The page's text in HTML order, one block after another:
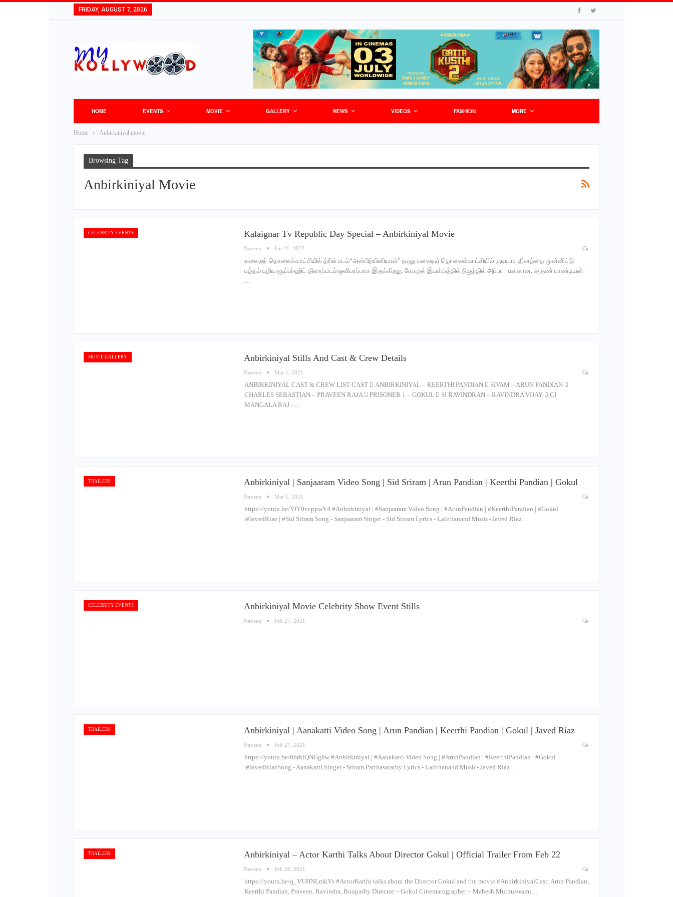
FRIDAY, AUGUST 7, 2026
HOME EVENTS MOVIE GALLERY NEWS VIDEOS FASHION MORE
Home Anbirkiniyal movie
Browsing Tag
Anbirkiniyal Movie
CELEBRITY EVENTS Kalaignar Tv Republic Day Special – Anbirkiniyal Movie
Naveen Jan 21, 2022
கலைஞர் தொலைக்காட்சியில் த்ரில் படம்“அன்பிற்கினியாள்” நமது கலைஞர் தொலைக்காட்சியில் குடியரசு தினத்தை முன்னிட்டு
புத்தம் புதிய சூப்பர்ஹிட் திரைப்படம் ஒளிபரப்பாக இருக்கிறது. கோகுல் இயக்கத்தில் நிஜத்தில் அப்பா - மகளான, அருண் பாண்டியன் -
…
MOVIE GALLERY Anbirkiniyal Stills And Cast & Crew Details
Naveen Mar 1, 2021
ANBIRKINIYAL CAST & CREW LIST CAST  ANBIRKINIYAL – KEERTHI PANDIAN  SIVAM – ARUN PANDIAN 
CHARLES SEBASTIAN – PRAVEEN RAJA  PRISONER 1 – GOKUL  SI RAVINDRAN – RAVINDRA VIJAY  CI
MANGALA RAJ –…
TRAILERS Anbirkiniyal | Sanjaaram Video Song | Sid Sriram | Arun Pandian | Keerthi Pandian | Gokul
Naveen Mar 1, 2021
https://youtu.be/YfY9vcppwY4 #Anbirkiniyal​ | #Sanjaaram​ Video Song | #ArunPandian​ | #KeerthiPandian​ | #Gokul​
|#JavedRiaz​ | #Sid​ Sriram Song - Sanjaaram Singer - Sid Sriram Lyrics - Lalithanand Music- Javed Riaz…
CELEBRITY EVENTS Anbirkiniyal Movie Celebrity Show Event Stills
Naveen Feb 27, 2021
TRAILERS Anbirkiniyal | Aanakatti Video Song | Arun Pandian | Keerthi Pandian | Gokul | Javed Riaz
Naveen Feb 27, 2021
https://youtu.be/6brklQNGg8w #Anbirkiniyal​ | #Aanakatti​ Video Song | #ArunPandian​ | #KeerthiPandian​ | #Gokul​
|#JavedRiaz​ Song - Aanakatti Singer - Sriram Parthasarathy Lyrics - Lalithanand Music- Javed Riaz …
TRAILERS Anbirkiniyal – Actor Karthi Talks About Director Gokul | Official Trailer From Feb 22
Naveen Feb 20, 2021
https://youtu.be/q_VUHNLmkVs #ActorKarthi​ talks about the Director Gokul and the movie #Anbirkiniyal​ Cast: Arun Pandian,
Keerthi Pandian, Praveen, Ravindra, Boopathy Director – Gokul Cinematographer – Mahesh Muthuswami…